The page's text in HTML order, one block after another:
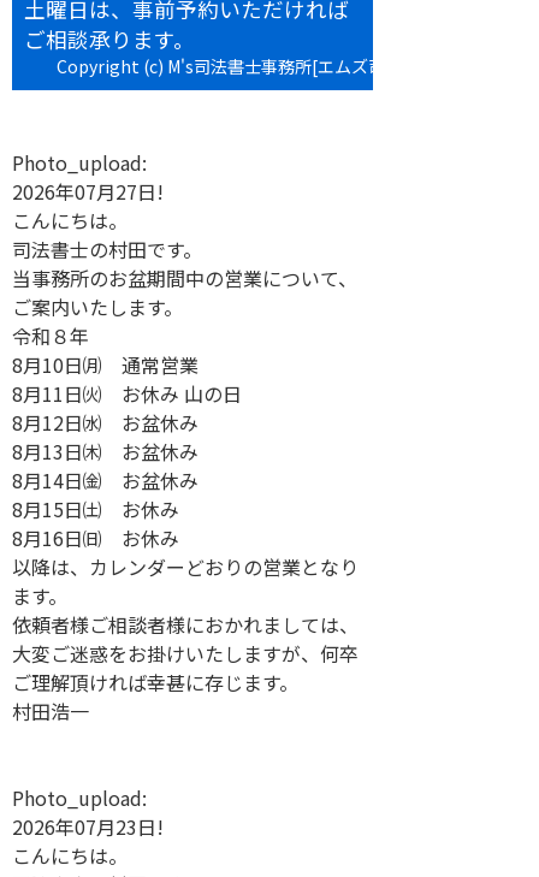
土曜日は、事前予約いただければ
ご相談承ります。
Copyright (c) M's司法書士事務所[エムズ司法書士事務所] All
Photo_upload:
2026年07月27日!
こんにちは。
司法書士の村田です。
当事務所のお盆期間中の営業について、
ご案内いたします。
令和８年
8月10日㈪ 通常営業
8月11日㈫ お休み 山の日
8月12日㈬ お盆休み
8月13日㈭ お盆休み
8月14日㈮ お盆休み
8月15日㈯ お休み
8月16日㈰ お休み
以降は、カレンダーどおりの営業となり
ます。
依頼者様ご相談者様におかれましては、
大変ご迷惑をお掛けいたしますが、何卒
ご理解頂ければ幸甚に存じます。
村田浩一
Photo_upload:
2026年07月23日!
こんにちは。